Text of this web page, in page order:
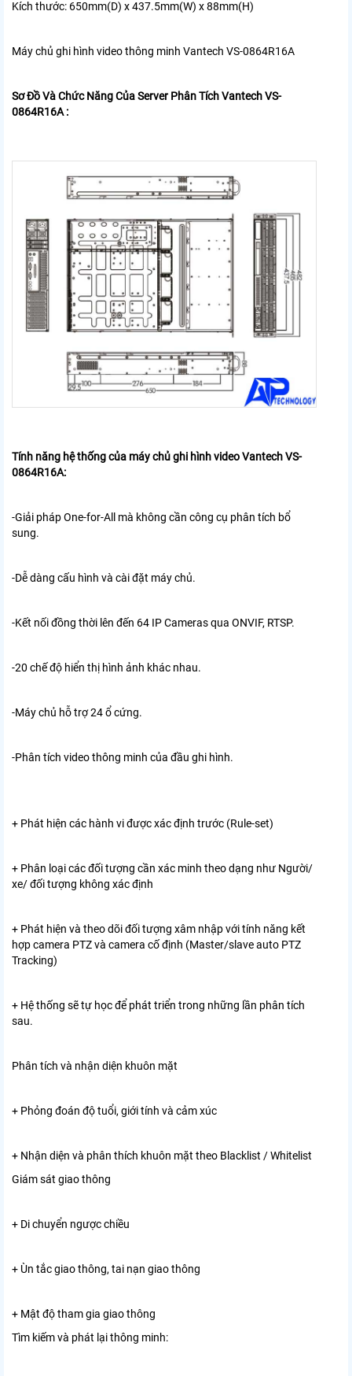
Kích thước: 650mm(D) x 437.5mm(W) x 88mm(H)
Máy chủ ghi hình video thông minh Vantech VS-0864R16A
Sơ Đồ Và Chức Năng Của Server Phân Tích Vantech VS-
0864R16A :
Tính năng hệ thống của máy chủ ghi hình video Vantech VS-
0864R16A:
-Giải pháp One-for-All mà không cần công cụ phân tích bổ
sung.
-Dễ dàng cấu hình và cài đặt máy chủ.
-Kết nối đồng thời lên đến 64 IP Cameras qua ONVIF, RTSP.
-20 chế độ hiển thị hình ảnh khác nhau.
-Máy chủ hỗ trợ 24 ổ cứng.
-Phân tích video thông minh của đầu ghi hình.
+ Phát hiện các hành vi được xác định trước (Rule-set)
+ Phân loại các đối tượng cần xác minh theo dạng như Người/
xe/ đối tượng không xác định
+ Phát hiện và theo dõi đối tượng xâm nhập với tính năng kết
hợp camera PTZ và camera cố định (Master/slave auto PTZ
Tracking)
+ Hệ thống sẽ tự học để phát triển trong những lần phân tích
sau.
Phân tích và nhận diện khuôn mặt
+ Phỏng đoán độ tuổi, giới tính và cảm xúc
+ Nhận diện và phân thích khuôn mặt theo Blacklist / Whitelist
Giám sát giao thông
+ Di chuyển ngược chiều
+ Ùn tắc giao thông, tai nạn giao thông
+ Mật độ tham gia giao thông
Tìm kiếm và phát lại thông minh: